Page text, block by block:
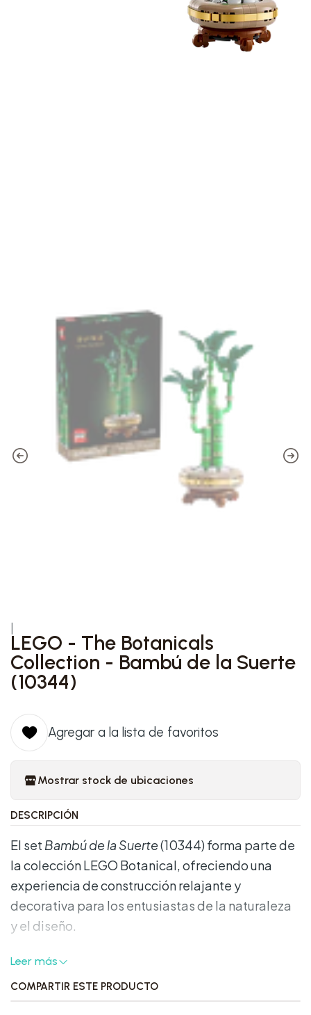
LEGO - The Botanicals
Collection - Bambú de la Suerte
(10344)
Agregar a la lista de favoritos
Mostrar stock de ubicaciones
DESCRIPCIÓN
El set Bambú de la Suerte(10344) forma parte de
la colección LEGO Botanical, ofreciendo una
experiencia de construcción relajante y
decorativa para los entusiastas de la naturaleza
y el diseño.
Características Destacadas:
•Diseño Realista:Incluye 3 tallos de bambú con
Leer más
COMPARTIR ESTE PRODUCTO